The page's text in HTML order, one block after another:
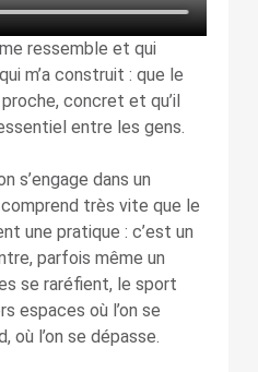
ressemble et qui
m’a construit : que le
concret et qu’il
entre les gens.
s’engage dans un
très vite que le
une pratique : c’est un
parfois même un
se raréfient, le sport
espaces où l’on se
où l’on se dépasse.